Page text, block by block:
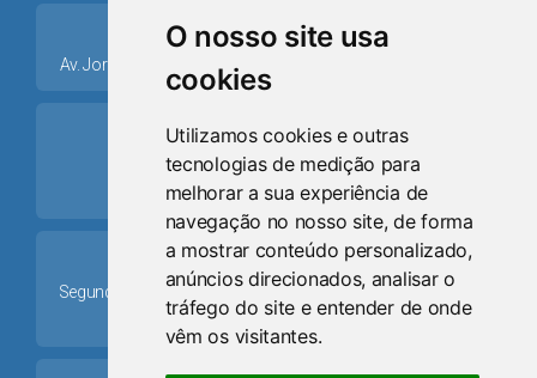
O nosso site usa
cookies
Utilizamos cookies e outras
tecnologias de medição para
melhorar a sua experiência de
navegação no nosso site, de forma
a mostrar conteúdo personalizado,
anúncios direcionados, analisar o
tráfego do site e entender de onde
vêm os visitantes.
place
Av. Jorge Dariva, 1211, Centro CEP: 95520.000 - Osório/RS
ring_volume
Telefone
(51) 9 8024-0884
Schedule
Segunda-feira a Sexta-feira: 08h às 12h e das 13h30min às
17h30min